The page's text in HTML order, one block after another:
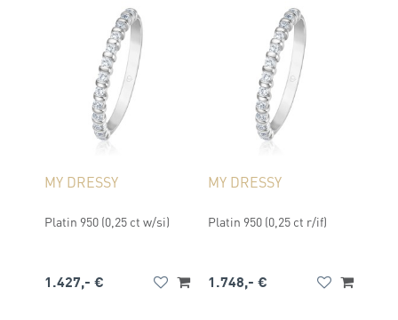
MY DRESSY
Platin 950 (0,25 ct w/si)
1.427,- €
MY DRESSY
Platin 950 (0,25 ct r/if)
1.748,- €